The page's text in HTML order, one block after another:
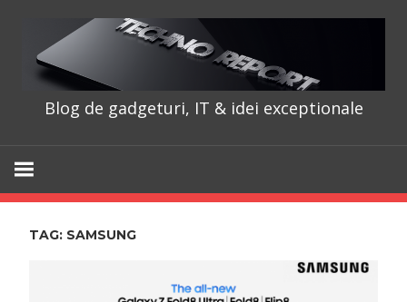
content
Blog de gadgeturi, IT & idei exceptionale
TAG: SAMSUNG